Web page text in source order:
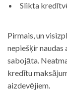
Slikta
Pirmais, un
nepiešķir naudas
sabojāta.
kredītu
aizdevējiem.